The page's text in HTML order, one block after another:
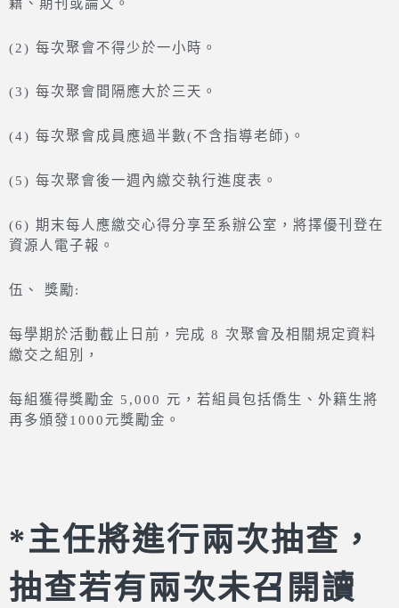
籍、期刊或論文。
(2) 每次聚會不得少於一小時。
(3) 每次聚會間隔應大於三天。
(4) 每次聚會成員應過半數(不含指導老師)。
(5) 每次聚會後一週內繳交執行進度表。
(6) 期末每人應繳交心得分享至系辦公室，將擇優刊登在
資源人電子報。
伍、 獎勵:
每學期於活動截止日前，完成 8 次聚會及相關規定資料
繳交之組別，
每組獲得獎勵金 5,000 元，若組員包括僑生、外籍生將
再多頒發1000元獎勵金。
*主任將進行兩次抽查，
抽查若有兩次未召開讀